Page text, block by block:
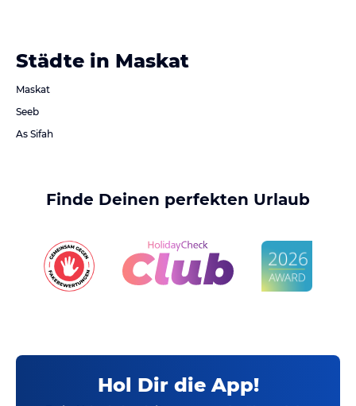
Städte in Maskat
Maskat
Seeb
As Sifah
Finde Deinen perfekten Urlaub
Hol Dir die App!